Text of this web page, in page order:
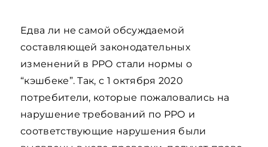
Едва ли не самой обсуждаемой
составляющей законодательных
изменений в РРО стали нормы о
“кэшбеке”. Так, с 1 октября 2020
потребители, которые пожаловались на
нарушение требований по РРО и
соответствующие нарушения были